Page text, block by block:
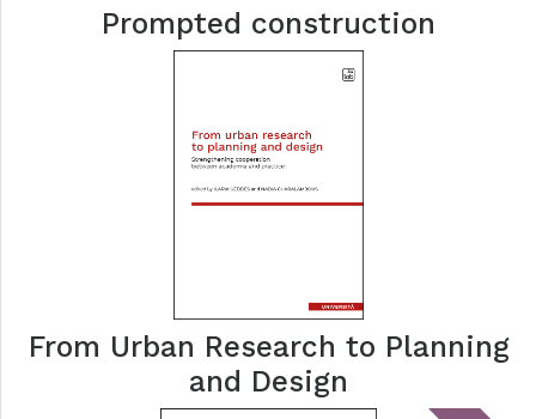
Prompted construction
From Urban Research to Planning
and Design